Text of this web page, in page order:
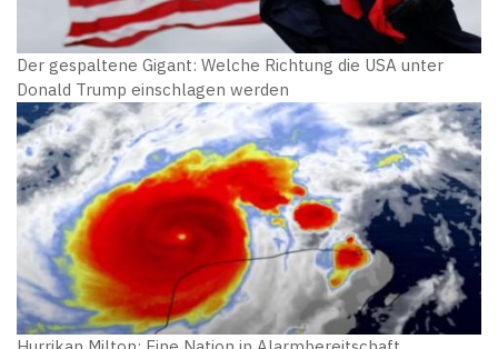
Der gespaltene Gigant: Welche Richtung die USA unter
Donald Trump einschlagen werden